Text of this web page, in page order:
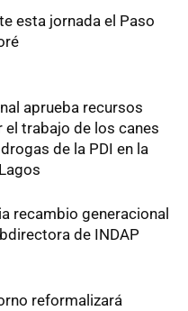
esta jornada el Paso
aprueba recursos
el trabajo de los canes
de la PDI en la
recambio generacional
de INDAP
reformalizará